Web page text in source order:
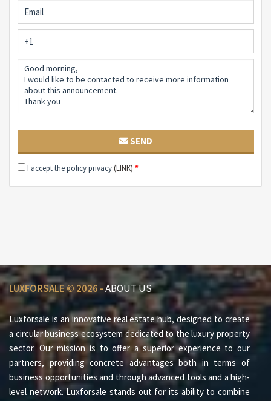
SEND
I accept the policy privacy(LINK) *
LUXFORSALE © 2026 -ABOUT US
Luxforsale is an innovative real estate hub, designed to create
a circular business ecosystem dedicated to the luxury property
sector. Our mission is to offer a superior experience to our
partners, providing concrete advantages both in terms of
business opportunities and through advanced tools and a high-
level network. Luxforsale stands out for its ability to combine